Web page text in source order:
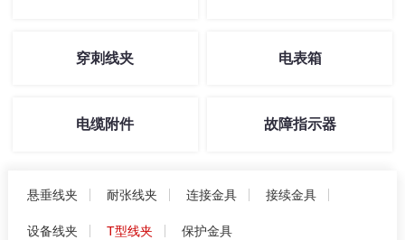
穿刺线夹 电表箱
电缆附件 故障指示器
悬垂线夹 耐张线夹 连接金具 接续金具
设备线夹 T型线夹 保护金具